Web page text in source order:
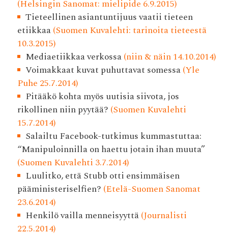
(Helsingin Sanomat: mielipide 6.9.2015)
Tieteellinen asiantuntijuus vaatii tieteen
etiikkaa(Suomen Kuvalehti: tarinoita tieteestä
10.3.2015)
Mediaetiikkaa verkossa(niin & näin 14.10.2014)
Voimakkaat kuvat puhuttavat somessa(Yle
Puhe 25.7.2014)
Pitääkö kohta myös uutisia siivota, jos
rikollinen niin pyytää? (Suomen Kuvalehti
15.7.2014)
Salailtu Facebook-tutkimus kummastuttaa:
“Manipuloinnilla on haettu jotain ihan muuta”
(Suomen Kuvalehti 3.7.2014)
Luulitko, että Stubb otti ensimmäisen
pääministeriselfien? (Etelä-Suomen Sanomat
23.6.2014)
Henkilö vailla menneisyyttä(Journalisti
22.5.2014)